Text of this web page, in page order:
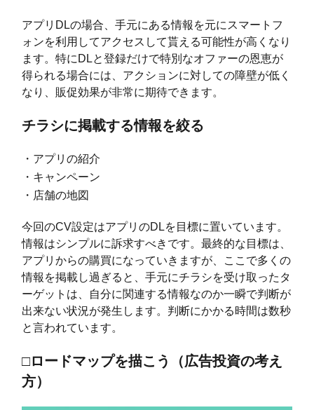
アプリDLの場合、手元にある情報を元にスマートフ
ォンを利用してアクセスして貰える可能性が高くなり
ます。特にDLと登録だけで特別なオファーの恩恵が
得られる場合には、アクションに対しての障壁が低く
なり、販促効果が非常に期待できます。
チラシに掲載する情報を絞る
・アプリの紹介
・キャンペーン
・店舗の地図
今回のCV設定はアプリのDLを目標に置いています。
情報はシンプルに訴求すべきです。最終的な目標は、
アプリからの購買になっていきますが、ここで多くの
情報を掲載し過ぎると、手元にチラシを受け取ったタ
ーゲットは、自分に関連する情報なのか一瞬で判断が
出来ない状況が発生します。判断にかかる時間は数秒
と言われています。
□ロードマップを描こう（広告投資の考え
方）